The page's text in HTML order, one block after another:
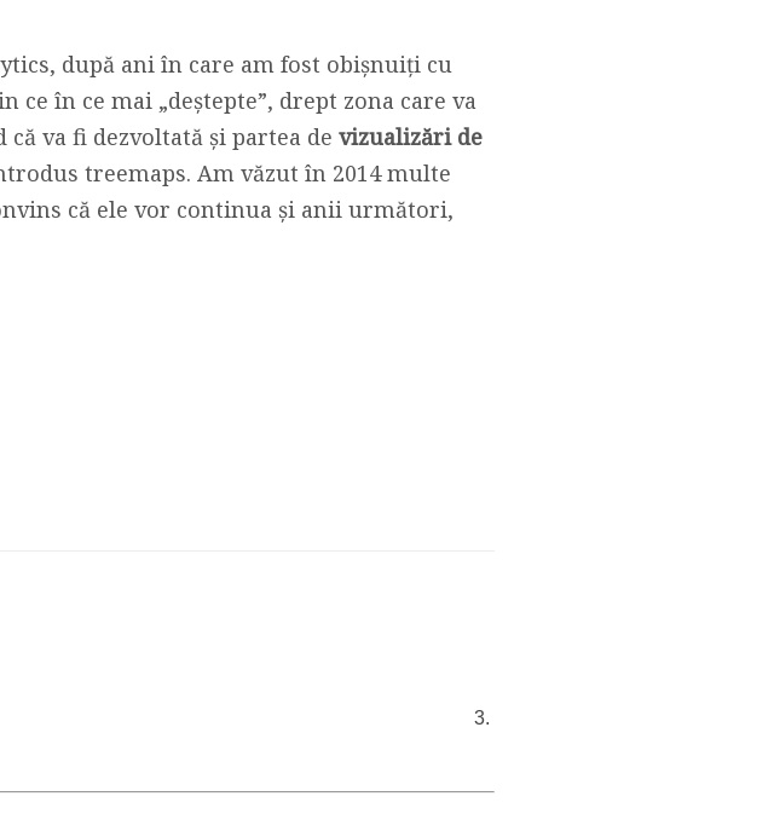
după ani în care am fost obișnuiți cu
ce în ce mai „deștepte”, drept zona care va
va fi dezvoltată și partea de vizualizări de
treemaps. Am văzut în 2014 multe
că ele vor continua și anii următori,